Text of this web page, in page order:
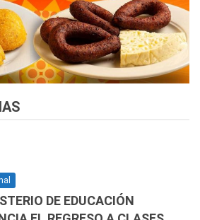
DE EDUCACIÓN